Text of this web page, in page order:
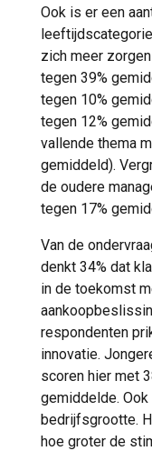
Ook is er een
zich meer
tegen 39%
tegen 10%
tegen 12%
vallende thema
gemiddeld).
de oudere
tegen 17%
Van de
denkt 34% dat
in de toekomst
respondenten
innovatie.
scoren hier met
gemiddelde.
bedrijfsgrootte.
hoe groter de